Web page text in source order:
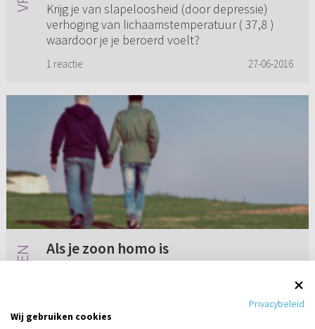
Krijg je van slapeloosheid (door depressie)
verhoging van lichaamstemperatuur ( 37,8 )
waardoor je je beroerd voelt?
1 reactie 27-06-2016
Als je zoon homo is
de 30 jaar. Mijn zoon is christen. Helaas weet ik
dat de meeste christenen niets van homofilie
Privacybeleid
Wij gebruiken cookies